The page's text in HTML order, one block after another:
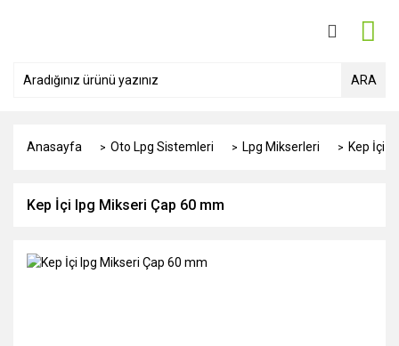
ARA
Anasayfa Oto Lpg Sistemleri Lpg Mikserleri Kep İçi
Kep İçi lpg Mikseri Çap 60 mm